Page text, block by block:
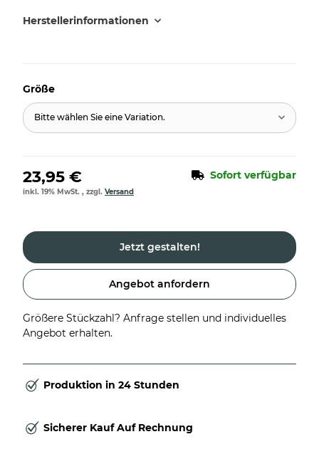
Herstellerinformationen
Größe
Bitte wählen Sie eine Variation.
23,95 € Sofort verfügbar
inkl. 19% MwSt. , zzgl. Versand
Jetzt gestalten!
Angebot anfordern
Größere Stückzahl? Anfrage stellen und individuelles
Angebot erhalten.
Produktion in 24 Stunden
Sicherer Kauf Auf Rechnung